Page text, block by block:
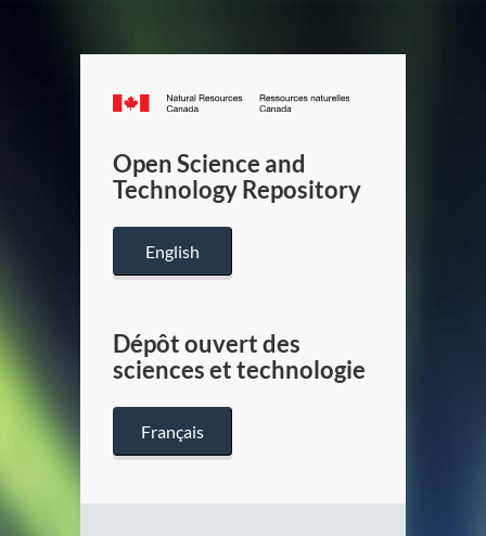
Canada.ca
/
Canada
Open Science and
Technology Repository
English
Dépôt ouvert des
sciences et technologie
Français